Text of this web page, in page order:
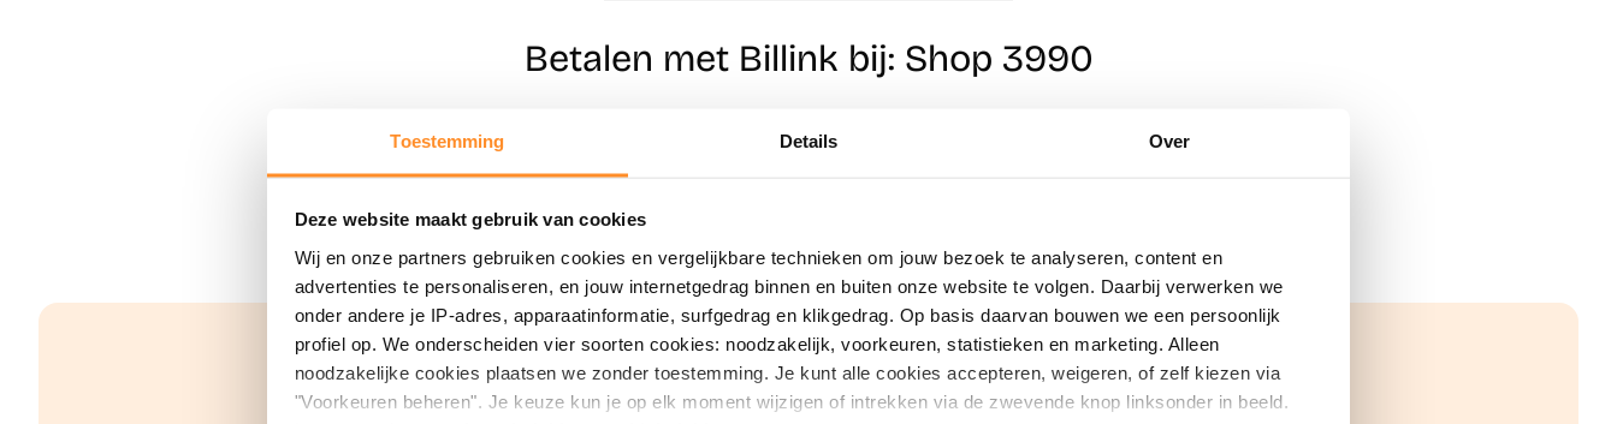
Toestemming Details Over
Deze website maakt gebruik van cookies
Wij en onze partners gebruiken cookies en vergelijkbare technieken om jouw bezoek te analyseren, content en
advertenties te personaliseren, en jouw internetgedrag binnen en buiten onze website te volgen. Daarbij verwerken we
onder andere je IP-adres, apparaatinformatie, surfgedrag en klikgedrag. Op basis daarvan bouwen we een persoonlijk
profiel op. We onderscheiden vier soorten cookies: noodzakelijk, voorkeuren, statistieken en marketing. Alleen
noodzakelijke cookies plaatsen we zonder toestemming. Je kunt alle cookies accepteren, weigeren, of zelf kiezen via
"Voorkeuren beheren". Je keuze kun je op elk moment wijzigen of intrekken via de zwevende knop linksonder in beeld.
Betalen met Billink bij: Shop 3990